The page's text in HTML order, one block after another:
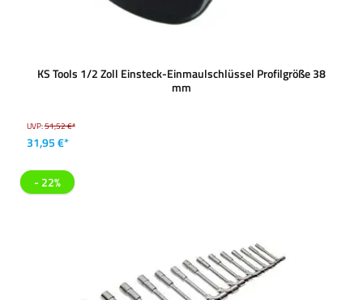
KS Tools 1/2 Zoll Einsteck-Einmaulschlüssel Profilgröße 38
mm
UVP:51,52 €*
31,95 €*
- 22%